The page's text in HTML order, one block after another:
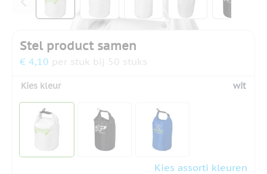
Stel product samen
€ 4,10 per stuk bij 50 stuks
Kies kleur wit
Kies assorti kleuren